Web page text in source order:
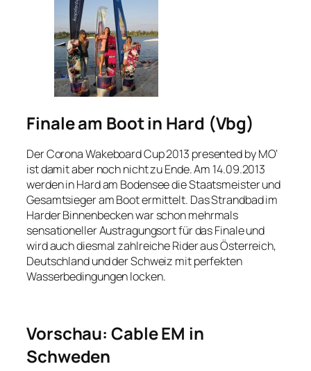
Finale am Boot in Hard (Vbg)
Der Corona Wakeboard Cup 2013 presented by MO‘
ist damit aber noch nicht zu Ende. Am 14.09.2013
werden in Hard am Bodensee die Staatsmeister und
Gesamtsieger am Boot ermittelt. Das Strandbad im
Harder Binnenbecken war schon mehrmals
sensationeller Austragungsort für das Finale und
wird auch diesmal zahlreiche Rider aus Österreich,
Deutschland und der Schweiz mit perfekten
Wasserbedingungen locken.
Vorschau: Cable EM in
Schweden